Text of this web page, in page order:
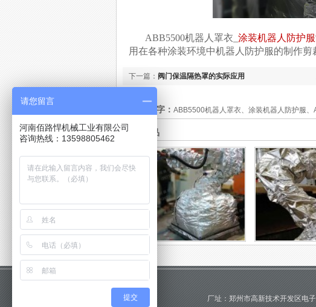
ABB5500机器人罩衣_ 涂装机器人防护服
用在各种涂装环境中机器人防护服的制作
下一篇： 阀门保温隔热罩的实际应用
此文关键字： ABB5500机器人罩衣、涂装机器人防护服
推荐商品
低温环境下，热吹风机器人
保温...
低温环境下，热吹风机器人
温环境下，想要对工业机器
人进行防护，根据客户提供
abb机器人耐寒防
温隔热...
abb机器人耐寒防
行出现缓慢，加工
厂址：郑州市高新技术开发区
请您留言
河南佰路悍机械工业有限公司
咨询热线：13598805462
提交